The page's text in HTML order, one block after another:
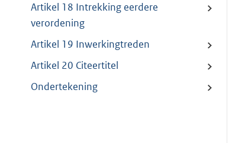
Artikel 18 Intrekking eerdere
verordening
Artikel 19 Inwerkingtreden
Artikel 20 Citeertitel
Ondertekening